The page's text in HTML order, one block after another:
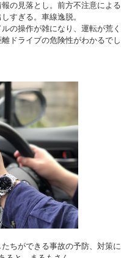
の見落とし。前方不注意によ
すぎる。車線逸脱。
の操作が雑になり、運転が荒
ドライブの危険性がわかるで
ちができる事故の予防、対策